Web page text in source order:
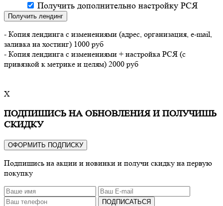
Получить дополнительно настройку РСЯ
Получить лендинг
- Копия лендинга с изменениями (адрес, организация, e-mail,
заливка на хостинг) 1000 руб
- Копия лендинга с изменениями + настройка РСЯ (с
привязкой к метрике и целям) 2000 руб
X
ПОДПИШИСЬ НА ОБНОВЛЕНИЯ И ПОЛУЧИШЬ
СКИДКУ
ОФОРМИТЬ ПОДПИСКУ
Подпишись на акции и новинки и получи скидку на первую
покупку
ПОДПИСАТЬСЯ